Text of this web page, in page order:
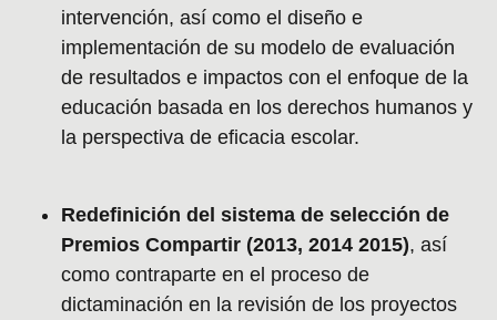
intervención, así como el diseño e
implementación de su modelo de evaluación
de resultados e impactos con el enfoque de la
educación basada en los derechos humanos y
la perspectiva de eficacia escolar.
Redefinición del sistema de selección de
Premios Compartir (2013, 2014 2015), así
como contraparte en el proceso de
dictaminación en la revisión de los proyectos